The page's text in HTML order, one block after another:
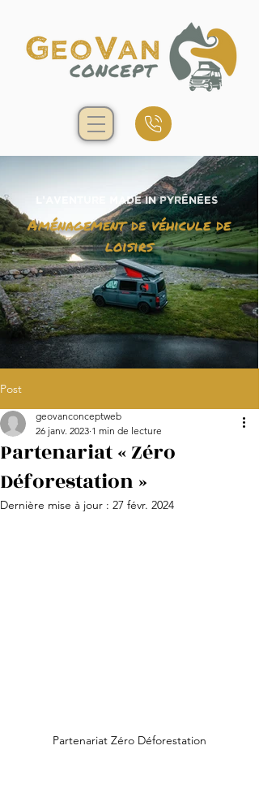
Aménagement de véhicule de
loisirs
L'aventure made in Pyrénées
Pyrénées"
Post
Partenariat « Zéro
Déforestation »
geovanconceptweb
26 janv. 2023 1 min de lecture
Dernière mise à jour : 27 févr. 2024
Partenariat Zéro Déforestation